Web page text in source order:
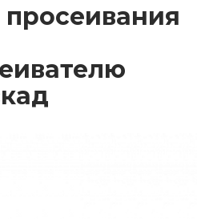
просеивания